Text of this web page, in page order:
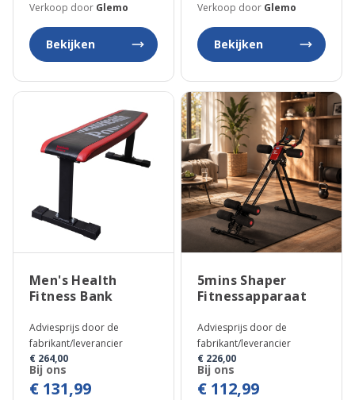
Verkoop door Glemo
Bekijken
Verkoop door Glemo
Bekijken
Men's Health
Fitness Bank
Adviesprijs door de
fabrikant/leverancier
€ 264,00
Bij ons
€ 131,99
5mins Shaper
Fitnessapparaat
Adviesprijs door de
fabrikant/leverancier
€ 226,00
Bij ons
€ 112,99